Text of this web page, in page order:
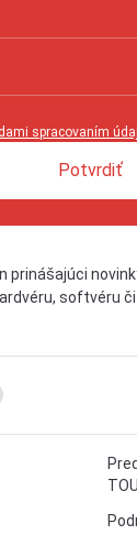
spracovaním
Potvrdiť
prinášajúci
softvéru